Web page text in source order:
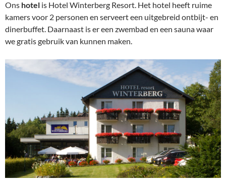
Ons hotel is Hotel Winterberg Resort. Het hotel heeft ruime
kamers voor 2 personen en serveert een uitgebreid ontbijt- en
dinerbuffet. Daarnaast is er een zwembad en een sauna waar
we gratis gebruik van kunnen maken.